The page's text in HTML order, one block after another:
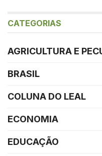
CATEGORIAS
AGRICULTURA E
BRASIL
COLUNA DO LEAL
ECONOMIA
EDUCAÇÃO